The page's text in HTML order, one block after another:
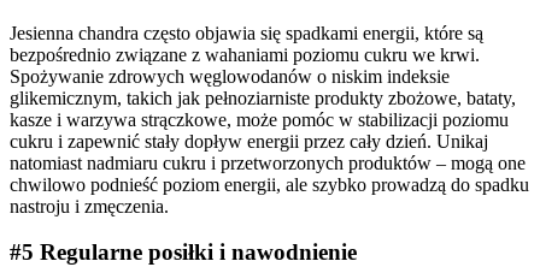
Jesienna chandra często objawia się spadkami energii, które są
bezpośrednio związane z wahaniami poziomu cukru we krwi.
Spożywanie zdrowych węglowodanów o niskim indeksie
glikemicznym, takich jak pełnoziarniste produkty zbożowe, bataty,
kasze i warzywa strączkowe, może pomóc w stabilizacji poziomu
cukru i zapewnić stały dopływ energii przez cały dzień. Unikaj
natomiast nadmiaru cukru i przetworzonych produktów – mogą one
chwilowo podnieść poziom energii, ale szybko prowadzą do spadku
nastroju i zmęczenia.
#5 Regularne posiłki i nawodnienie